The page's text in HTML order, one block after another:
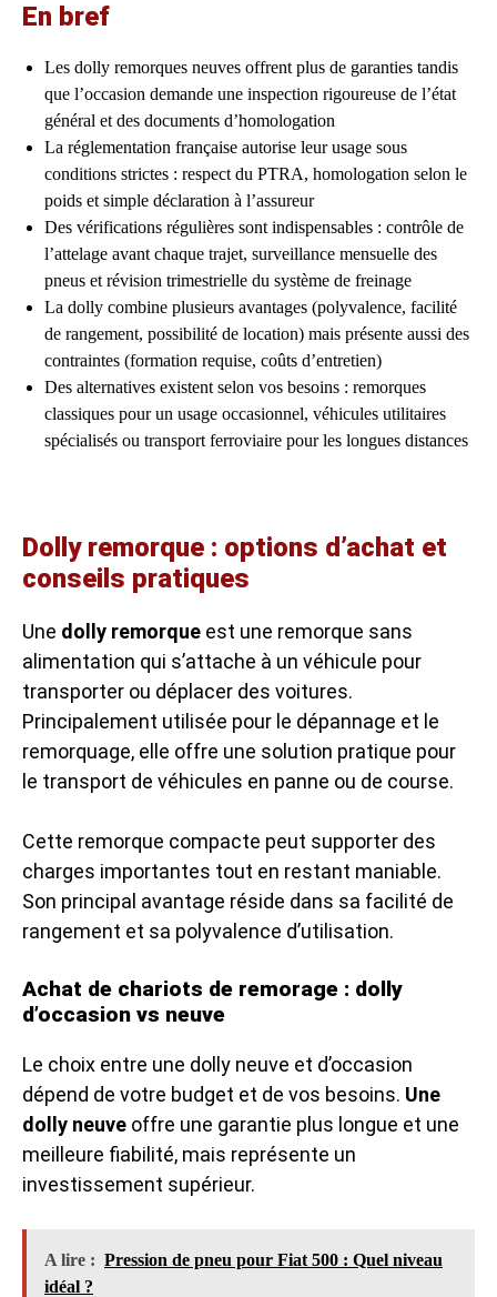
En bref
Les dolly remorques neuves offrent plus de garanties tandis
que l’occasion demande une inspection rigoureuse de l’état
général et des documents d’homologation
La réglementation française autorise leur usage sous
conditions strictes : respect du PTRA, homologation selon le
poids et simple déclaration à l’assureur
Des vérifications régulières sont indispensables : contrôle de
l’attelage avant chaque trajet, surveillance mensuelle des
pneus et révision trimestrielle du système de freinage
La dolly combine plusieurs avantages (polyvalence, facilité
de rangement, possibilité de location) mais présente aussi des
contraintes (formation requise, coûts d’entretien)
Des alternatives existent selon vos besoins : remorques
classiques pour un usage occasionnel, véhicules utilitaires
spécialisés ou transport ferroviaire pour les longues distances
Dolly remorque : options d’achat et
conseils pratiques
Une dolly remorque est une remorque sans
alimentation qui s’attache à un véhicule pour
transporter ou déplacer des voitures.
Principalement utilisée pour le dépannage et le
remorquage, elle offre une solution pratique pour
le transport de véhicules en panne ou de course.
Cette remorque compacte peut supporter des
charges importantes tout en restant maniable.
Son principal avantage réside dans sa facilité de
rangement et sa polyvalence d’utilisation.
Achat de chariots de remorage : dolly
d’occasion vs neuve
Le choix entre une dolly neuve et d’occasion
dépend de votre budget et de vos besoins. Une
dolly neuve offre une garantie plus longue et une
meilleure fiabilité, mais représente un
investissement supérieur.
A lire : Pression de pneu pour Fiat 500 : Quel niveau
idéal ?